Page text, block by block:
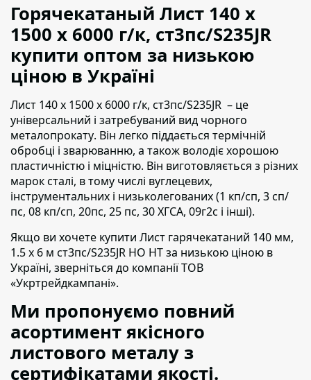
Горячекатаный Лист 140 х
1500 х 6000 г/к, ст3пс/S235JR
купити оптом за низькою
ціною в Україні
Лист 140 х 1500 х 6000 г/к, ст3пс/S235JR – це
універсальний і затребуваний вид чорного
металопрокату. Він легко піддається термічній
обробці і зварюванню, а також володіє хорошою
пластичністю і міцністю. Він виготовляється з різних
марок сталі, в тому числі вуглецевих,
інструментальних і низьколегованих (1 кп/сп, 3 сп/
пс, 08 кп/сп, 20пс, 25 пс, 30 ХГСА, 09г2с і інші).
Якщо ви хочете купити Лист гарячекатаний 140 мм,
1.5 х 6 м ст3пс/S235JR НО НТза низькою ціною в
Україні, зверніться до компанії ТОВ
«Укртрейдкампані».
Ми пропонуємо повний
асортимент якісного
листового металу з
сертифікатами якості.